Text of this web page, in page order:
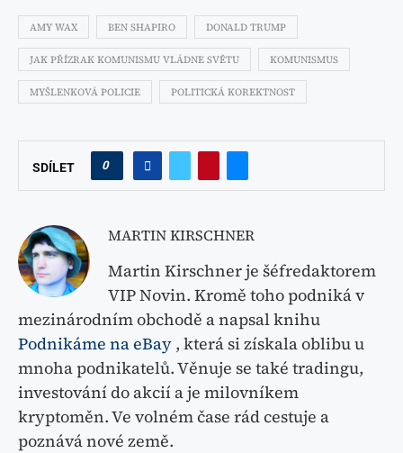
AMY WAX BEN SHAPIRO DONALD TRUMP
JAK PŘÍZRAK KOMUNISMU VLÁDNE SVĚTU KOMUNISMUS
MYŠLENKOVÁ POLICIE POLITICKÁ KOREKTNOST
SDÍLET 0
MARTIN KIRSCHNER
Martin Kirschner je šéfredaktorem
VIP Novin. Kromě toho podniká v
mezinárodním obchodě a napsal knihu
Podnikáme na eBay , která si získala oblibu u
mnoha podnikatelů. Věnuje se také tradingu,
investování do akcií a je milovníkem
kryptoměn. Ve volném čase rád cestuje a
poznává nové země.